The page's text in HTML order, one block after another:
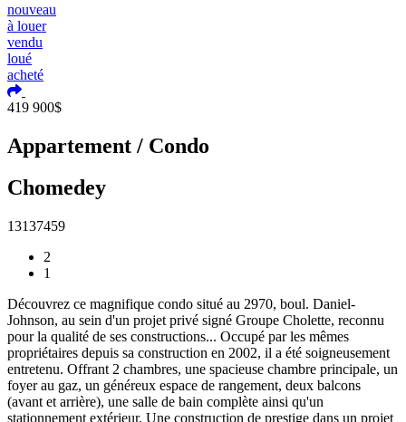
nouveau
à louer
vendu
loué
acheté
419 900$
Appartement / Condo
Chomedey
13137459
2
1
Découvrez ce magnifique condo situé au 2970, boul. Daniel-
Johnson, au sein d'un projet privé signé Groupe Cholette, reconnu
pour la qualité de ses constructions... Occupé par les mêmes
propriétaires depuis sa construction en 2002, il a été soigneusement
entretenu. Offrant 2 chambres, une spacieuse chambre principale, un
foyer au gaz, un généreux espace de rangement, deux balcons
(avant et arrière), une salle de bain complète ainsi qu'un
stationnement extérieur. Une construction de prestige dans un projet